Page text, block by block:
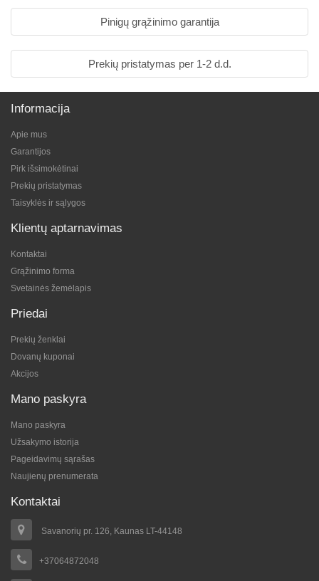
Pinigų grąžinimo garantija
Prekių pristatymas per 1-2 d.d.
Informacija
Apie mus
Garantijos
Pirk išsimokėtinai
Prekių pristatymas
Taisyklės ir sąlygos
Klientų aptarnavimas
Kontaktai
Grąžinimo forma
Svetainės žemėlapis
Priedai
Prekių ženklai
Dovanų kuponai
Akcijos
Mano paskyra
Mano paskyra
Užsakymo istorija
Pageidavimų sąrašas
Naujienų prenumerata
Kontaktai
Savanorių pr. 126, Kaunas LT-44148
+37064872048